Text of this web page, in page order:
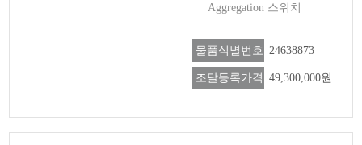
Aggregation 스위치
물품식별번호 24638873
조달등록가격 49,300,000원